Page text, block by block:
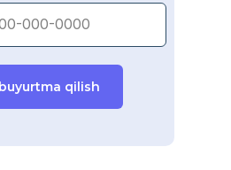
qilish